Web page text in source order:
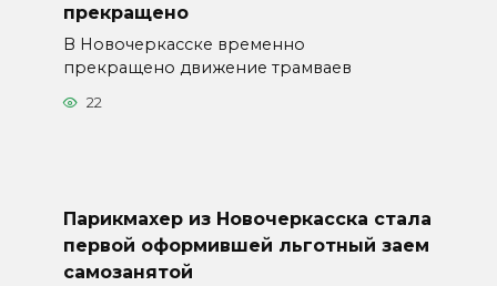
прекращено
В Новочеркасске временно
прекращено движение трамваев
22
Парикмахер из Новочеркасска стала
первой оформившей льготный заем
самозанятой